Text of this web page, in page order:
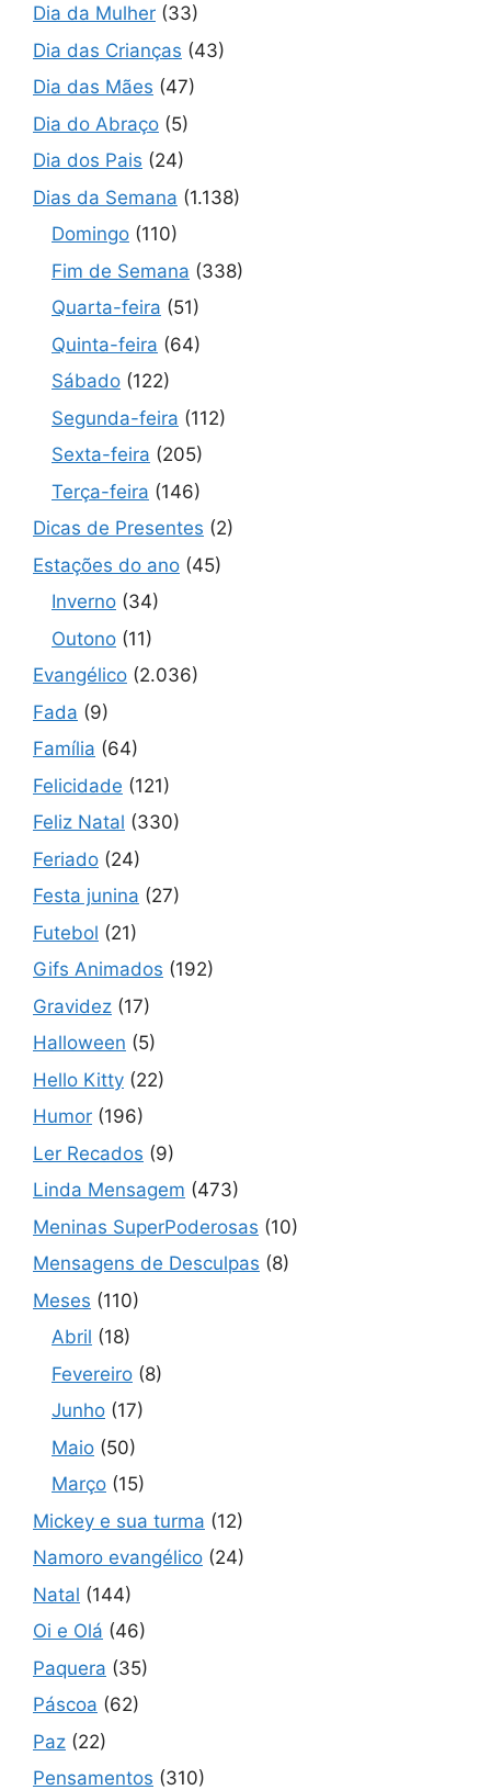
Dia da Mulher (33)
Dia das Crianças (43)
Dia das Mães (47)
Dia do Abraço (5)
Dia dos Pais (24)
Dias da Semana (1.138)
Domingo (110)
Fim de Semana (338)
Quarta-feira (51)
Quinta-feira (64)
Sábado (122)
Segunda-feira (112)
Sexta-feira (205)
Terça-feira (146)
Dicas de Presentes (2)
Estações do ano (45)
Inverno (34)
Outono (11)
Evangélico (2.036)
Fada (9)
Família (64)
Felicidade (121)
Feliz Natal (330)
Feriado (24)
Festa junina (27)
Futebol (21)
Gifs Animados (192)
Gravidez (17)
Halloween (5)
Hello Kitty (22)
Humor (196)
Ler Recados (9)
Linda Mensagem (473)
Meninas SuperPoderosas (10)
Mensagens de Desculpas (8)
Meses (110)
Abril (18)
Fevereiro (8)
Junho (17)
Maio (50)
Março (15)
Mickey e sua turma (12)
Namoro evangélico (24)
Natal (144)
Oi e Olá (46)
Paquera (35)
Páscoa (62)
Paz (22)
Pensamentos (310)